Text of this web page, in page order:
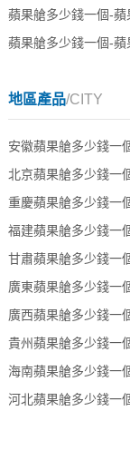
蘋果艙多少錢一個-
蘋果艙多少錢一個-
地區產品/CITY
安徽蘋果艙多少錢一
北京蘋果艙多少錢一
重慶蘋果艙多少錢一
福建蘋果艙多少錢一
甘肅蘋果艙多少錢一
廣東蘋果艙多少錢一
廣西蘋果艙多少錢一
貴州蘋果艙多少錢一
海南蘋果艙多少錢一
河北蘋果艙多少錢一